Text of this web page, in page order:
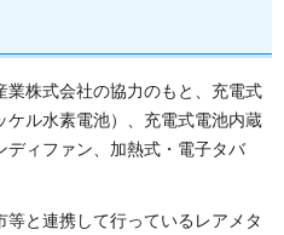
業株式会社の協力のもと、充電式
ケル水素電池）、充電式電池内蔵
ィファン、加熱式・電子タバ
と連携して行っているレアメタ